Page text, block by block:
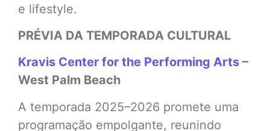
e lifestyle.
PRÉVIA DA TEMPORADA CULTURAL
Kravis Center for the Performing Arts –
West Palm Beach
A temporada 2025–2026 promete uma
programação empolgante, reunindo